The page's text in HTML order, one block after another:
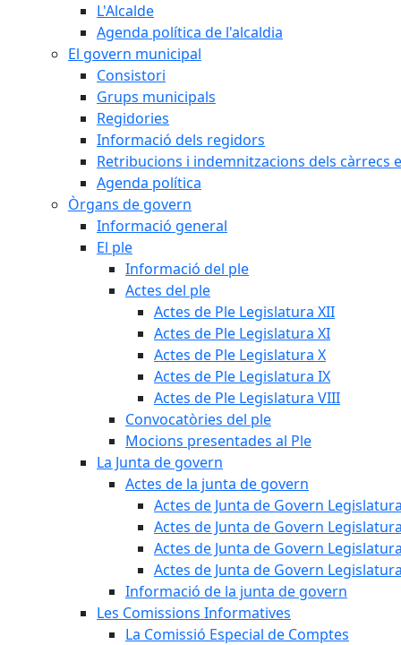
L'Alcalde
Agenda política de l'alcaldia
El govern municipal
Consistori
Grups municipals
Regidories
Informació dels regidors
Retribucions i indemnitzacions dels càrrecs
Agenda política
Òrgans de govern
Informació general
El ple
Informació del ple
Actes del ple
Actes de Ple Legislatura XII
Actes de Ple Legislatura XI
Actes de Ple Legislatura X
Actes de Ple Legislatura IX
Actes de Ple Legislatura VIII
Convocatòries del ple
Mocions presentades al Ple
La Junta de govern
Actes de la junta de govern
Actes de Junta de Govern
Actes de Junta de Govern
Actes de Junta de Govern
Actes de Junta de Govern
Informació de la junta de govern
Les Comissions Informatives
La Comissió Especial de Comptes